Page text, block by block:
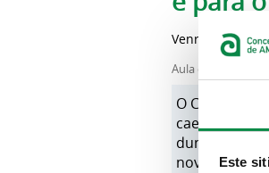
Este
Venres, 13
Aula da Natureza
O Concello
cae no
dunha saída
nova data